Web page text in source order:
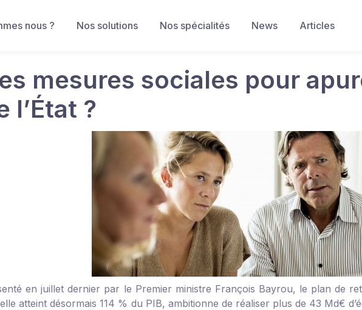
nous ? Nos solutions Nos spécialités News Articles
mesures sociales pour
l’État ?
en juillet dernier par le Premier ministre François Bayrou, le plan de
atteint désormais 114 % du PIB, ambitionne de réaliser plus de 43 Md€